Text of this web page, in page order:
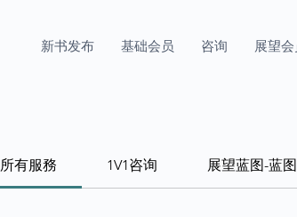
新书发布 基础会员 咨询 展望会
所有服務 1V1咨询 展望蓝图-蓝